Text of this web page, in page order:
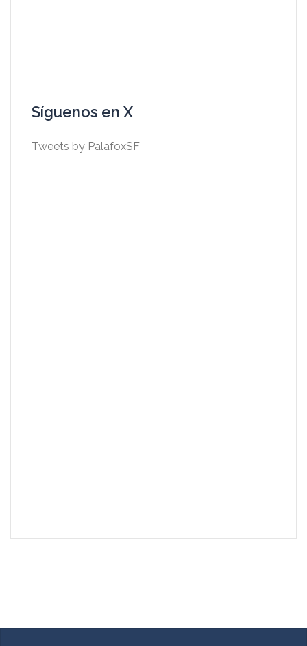
Síguenos en X
Tweets by PalafoxSF